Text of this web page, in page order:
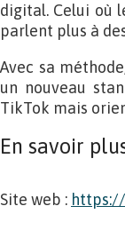
digital. Celui où
parlent plus à
Avec sa
un nouveau
TikTok mais
En savoir
Site web :